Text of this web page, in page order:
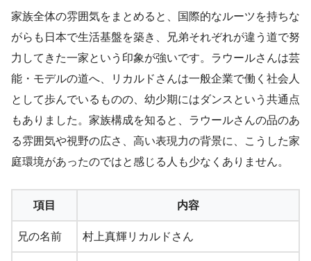
家族全体の雰囲気をまとめると、国際的なルーツを持ちな
がらも日本で生活基盤を築き、兄弟それぞれが違う道で努
力してきた一家という印象が強いです。ラウールさんは芸
能・モデルの道へ、リカルドさんは一般企業で働く社会人
として歩んでいるものの、幼少期にはダンスという共通点
もありました。家族構成を知ると、ラウールさんの品のあ
る雰囲気や視野の広さ、高い表現力の背景に、こうした家
庭環境があったのではと感じる人も少なくありません。
項目 内容
兄の名前 村上真輝リカルドさん